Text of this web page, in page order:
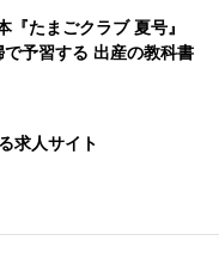
『たまごクラブ 夏号』
で予習する 出産の教科書
求人サイト